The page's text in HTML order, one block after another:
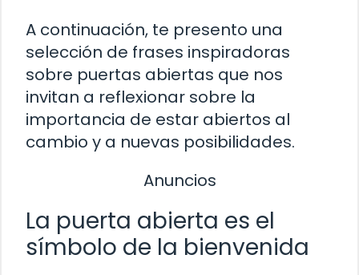
A continuación, te presento una
selección de frases inspiradoras
sobre puertas abiertas que nos
invitan a reflexionar sobre la
importancia de estar abiertos al
cambio y a nuevas posibilidades.
Anuncios
La puerta abierta es el
símbolo de la bienvenida